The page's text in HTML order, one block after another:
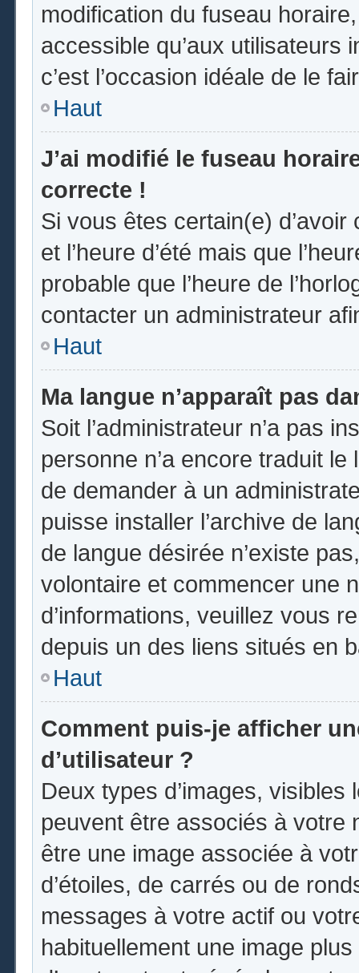
modification du fuseau
accessible qu’aux utilisateurs
c’est l’occasion idéale de le
Haut
J’ai modifié le fuseau
correcte !
Si vous êtes certain(e)
et l’heure d’été mais que
probable que l’heure de
contacter un administrateur
Haut
Ma langue n’apparaît pas
Soit l’administrateur n’a pas
personne n’a encore traduit
de demander à un
puisse installer l’archive de
de langue désirée n’existe
volontaire et commencer une
d’informations, veuillez vous
depuis un des liens situés en
Haut
Comment puis-je afficher
d’utilisateur ?
Deux types d’images,
peuvent être associés à votre
être une image associée à
d’étoiles, de carrés ou de
messages à votre actif ou
habituellement une image